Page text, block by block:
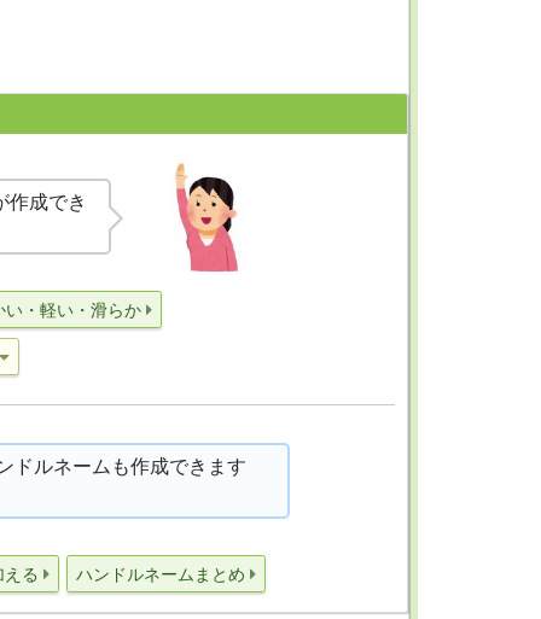
作成でき
い・軽い・滑らか
ドルネームも作成できます
る ハンドルネームまとめ